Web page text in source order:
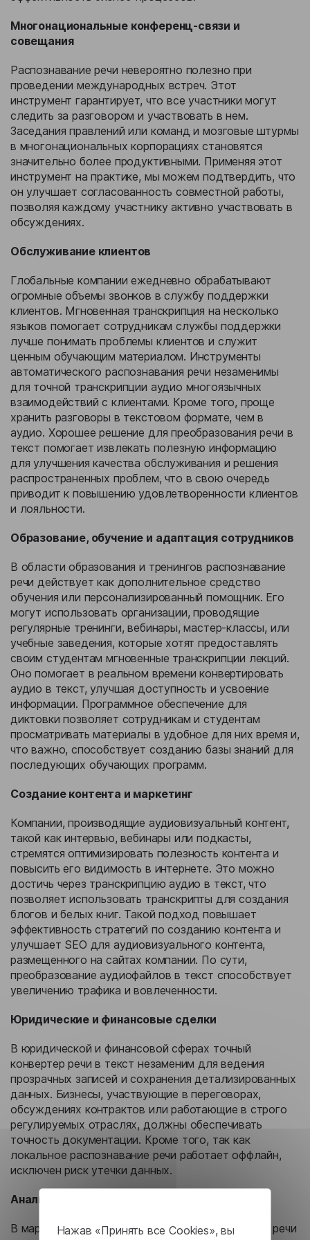
Нажав «Принять все Cookies», вы
Многонациональные конференц-связи и
совещания
Распознавание речи невероятно полезно при
проведении международных встреч. Этот
инструмент гарантирует, что все участники могут
следить за разговором и участвовать в нем.
Заседания правлений или команд и мозговые штурмы
в многонациональных корпорациях становятся
значительно более продуктивными. Применяя этот
инструмент на практике, мы можем подтвердить, что
он улучшает согласованность совместной работы,
позволяя каждому участнику активно участвовать в
обсуждениях.
Обслуживание клиентов
Глобальные компании ежедневно обрабатывают
огромные объемы звонков в службу поддержки
клиентов. Мгновенная транскрипция на несколько
языков помогает сотрудникам службы поддержки
лучше понимать проблемы клиентов и служит
ценным обучающим материалом. Инструменты
автоматического распознавания речи незаменимы
для точной транскрипции аудио многоязычных
взаимодействий с клиентами. Кроме того, проще
хранить разговоры в текстовом формате, чем в
аудио. Хорошее решение для преобразования речи в
текст помогает извлекать полезную информацию
для улучшения качества обслуживания и решения
распространенных проблем, что в свою очередь
приводит к повышению удовлетворенности клиентов
и лояльности.
Образование, обучение и адаптация сотрудников
В области образования и тренингов распознавание
речи действует как дополнительное средство
обучения или персонализированный помощник. Его
могут использовать организации, проводящие
регулярные тренинги, вебинары, мастер-классы, или
учебные заведения, которые хотят предоставлять
своим студентам мгновенные транскрипции лекций.
Оно помогает в реальном времени конвертировать
аудио в текст, улучшая доступность и усвоение
информации. Программное обеспечение для
диктовки позволяет сотрудникам и студентам
просматривать материалы в удобное для них время и,
что важно, способствует созданию базы знаний для
последующих обучающих программ.
Создание контента и маркетинг
Компании, производящие аудиовизуальный контент,
такой как интервью, вебинары или подкасты,
стремятся оптимизировать полезность контента и
повысить его видимость в интернете. Это можно
достичь через транскрипцию аудио в текст, что
позволяет использовать транскрипты для создания
блогов и белых книг. Такой подход повышает
эффективность стратегий по созданию контента и
улучшает SEO для аудиовизуального контента,
размещенного на сайтах компании. По сути,
преобразование аудиофайлов в текст способствует
увеличению трафика и вовлеченности.
Юридические и финансовые сделки
В юридической и финансовой сферах точный
конвертер речи в текст незаменим для ведения
прозрачных записей и сохранения детализированных
данных. Бизнесы, участвующие в переговорах,
обсуждениях контрактов или работающие в строго
регулируемых отраслях, должны обеспечивать
точность документации. Кроме того, так как
локальное распознавание речи работает оффлайн,
исключен риск утечки данных.
Аналитика и маркетинговые исследования
В маркетинговых исследованиях распознавание речи